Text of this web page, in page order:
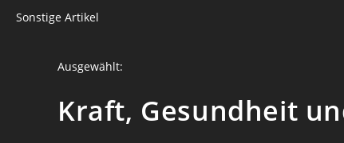
Sonstige Artikel
Ausgewählt:
Kraft, Gesundheit